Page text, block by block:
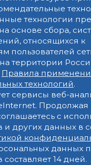
технологии
основе сбора,
относящихся к
пользователей
территории
Правила
технологий.
сервисы веб-
Продолжая
с
других данных в
данных
14 дней.